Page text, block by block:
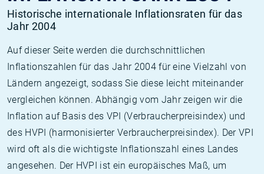
Historische internationale Inflationsraten für das
Jahr 2004
Auf dieser Seite werden die durchschnittlichen
Inflationszahlen für das Jahr 2004 für eine Vielzahl von
Ländern angezeigt, sodass Sie diese leicht miteinander
vergleichen können. Abhängig vom Jahr zeigen wir die
Inflation auf Basis des VPI (Verbraucherpreisindex) und
des HVPI (harmonisierter Verbraucherpreisindex). Der VPI
wird oft als die wichtigste Inflationszahl eines Landes
angesehen. Der HVPI ist ein europäisches Maß, um